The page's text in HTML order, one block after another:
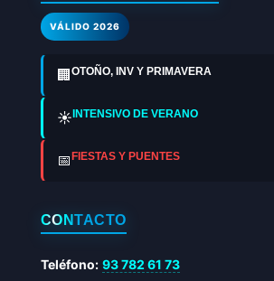
VÁLIDO 2026
🏢 OTOÑO, INV Y PRIMAVERA
☀️INTENSIVO DE VERANO
📅FIESTAS Y PUENTES
CONTACTO
Teléfono: 93 782 61 73